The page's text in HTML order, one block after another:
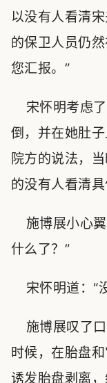
以没有人看清
的保卫人员仍
您汇报。”
宋怀明考虑了
倒，并在她肚
院方的说法，
的没有人看清具
施博展小心翼
什么了？”
宋怀明道：“
施博展叹了口
时候，在胎盘
诱发胎盘剥离